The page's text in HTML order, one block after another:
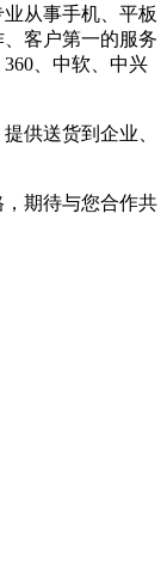
从事手机、平板
客户第一的服务
、中软、中兴
供送货到企业、
期待与您合作共